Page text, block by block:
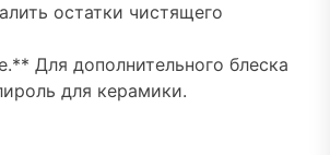
остатки чистящего
Для дополнительного блеска
для керамики.